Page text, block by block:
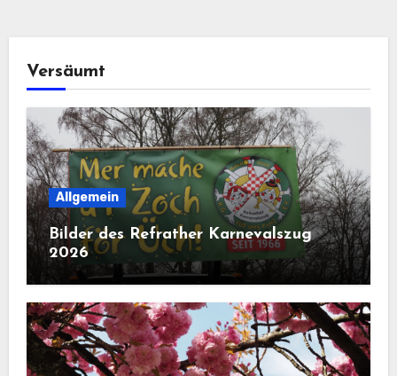
Versäumt
Allgemein
Bilder des Refrather Karnevalszug
2026